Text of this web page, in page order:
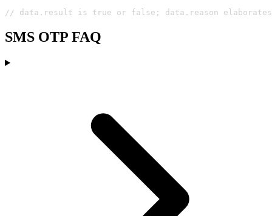
// data.result is true or false; data.reason
SMS OTP FAQ